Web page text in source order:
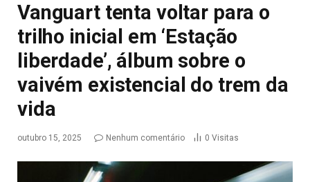
Vanguart tenta voltar para o
trilho inicial em ‘Estação
liberdade’, álbum sobre o
vaivém existencial do trem da
vida
outubro 15, 2025 Nenhum comentário 0 Visitas